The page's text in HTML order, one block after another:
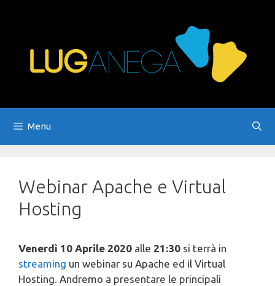
Menu
Webinar Apache e Virtual
Hosting
Venerdì 10 Aprile 2020 alle 21:30 si terrà in
streaming un webinar su Apache ed il Virtual
Hosting. Andremo a presentare le principali